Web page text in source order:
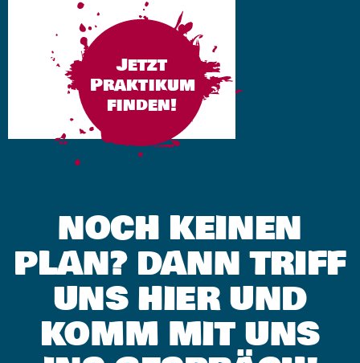
Jetzt
Praktikum
finden!
NOCH KEINEN
PLAN? DANN TRIFF
UNS HIER UND
KOMM MIT UNS